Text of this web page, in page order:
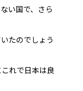
い国で、さら
たのでしょう
れで日本は良